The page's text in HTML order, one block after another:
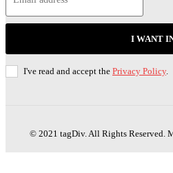
I WANT
I've read and accept the Privacy Policy.
© 2021 tagDiv. All Rights Reserved.